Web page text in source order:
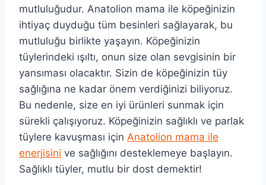
mutluluğudur. Anatolion mama ile köpeğinizin
ihtiyaç duyduğu tüm besinleri sağlayarak, bu
mutluluğu birlikte yaşayın. Köpeğinizin
tüylerindeki ışıltı, onun size olan sevgisinin bir
yansıması olacaktır. Sizin de köpeğinizin tüy
sağlığına ne kadar önem verdiğinizi biliyoruz.
Bu nedenle, size en iyi ürünleri sunmak için
sürekli çalışıyoruz. Köpeğinizin sağlıklı ve parlak
tüylere kavuşması için Anatolion mama ile
enerjisini ve sağlığını desteklemeye başlayın.
Sağlıklı tüyler, mutlu bir dost demektir!